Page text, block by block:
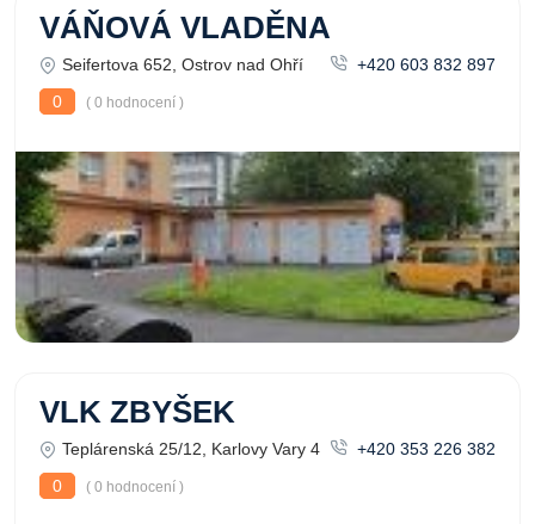
VÁŇOVÁ VLADĚNA
Seifertova 652, Ostrov nad Ohří
+420 603 832 897
0
( 0 hodnocení )
VLK ZBYŠEK
Teplárenská 25/12, Karlovy Vary 4
+420 353 226 382
0
( 0 hodnocení )